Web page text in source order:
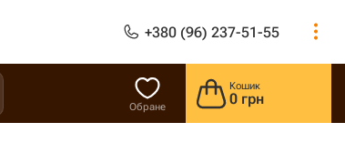
+380 (96) 237-51-55
Обране
Кошик
0 грн